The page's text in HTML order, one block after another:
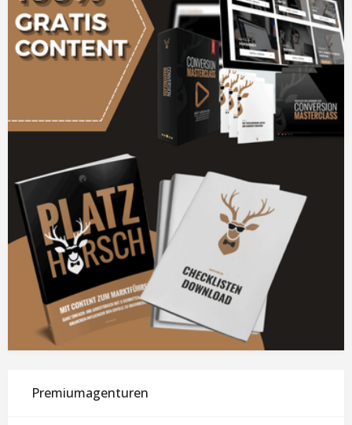
Premiumagenturen